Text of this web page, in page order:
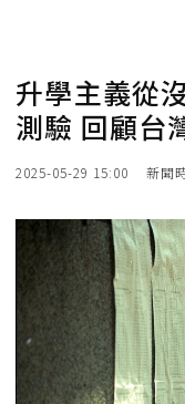
升學主義從
測驗 回顧台
2025-05-29 15:00 新聞